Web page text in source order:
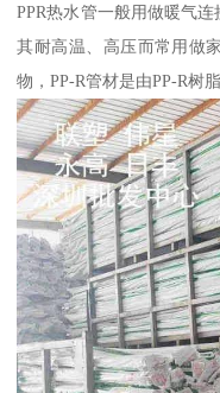
PPR热水管一般用做暖气
其耐高温、高压而常用做
物，PP-R管材是由PP-R树